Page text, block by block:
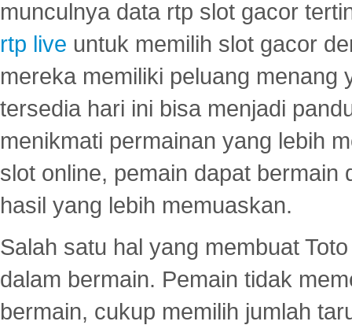
munculnya data rtp slot gacor
rtp live untuk memilih slot gacor
mereka memiliki peluang menang
tersedia hari ini bisa menjadi
menikmati permainan yang lebih
slot online, pemain dapat
hasil yang lebih memuaskan.
Salah satu hal yang membuat
dalam bermain. Pemain tidak
bermain, cukup memilih jumlah